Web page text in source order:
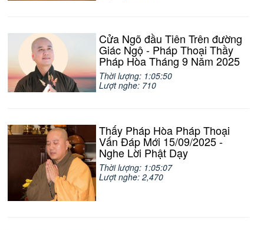
Cửa Ngõ đầu Tiên Trên đường
Giác Ngộ - Pháp Thoại Thầy
Pháp Hòa Tháng 9 Năm 2025
Thời lượng: 1:05:50
Lượt nghe: 710
Thấy Pháp Hòa Pháp Thoại
Vấn Đáp Mới 15/09/2025 -
Nghe Lời Phật Dạy
Thời lượng: 1:05:07
Lượt nghe: 2,470